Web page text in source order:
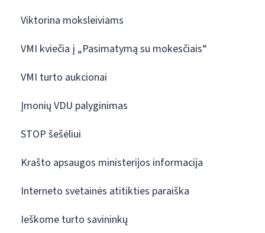
Viktorina moksleiviams
VMI kviečia į „Pasimatymą su mokesčiais“
VMI turto aukcionai
Įmonių VDU palyginimas
STOP šešėliui
Krašto apsaugos ministerijos informacija
Interneto svetainės atitikties paraiška
Ieškome turto savininkų